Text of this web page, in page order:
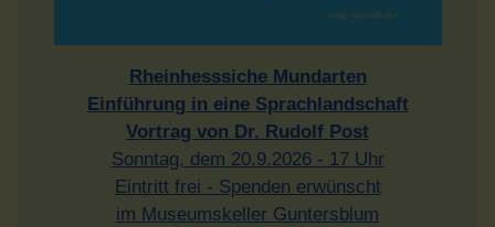
Rheinhesssiche Mundarten
Einführung in eine Sprachlandschaft
Vortrag von Dr. Rudolf Post
Sonntag, dem 20.9.2026 - 17 Uhr
Eintritt frei - Spenden erwünscht
im Museumskeller Guntersblum